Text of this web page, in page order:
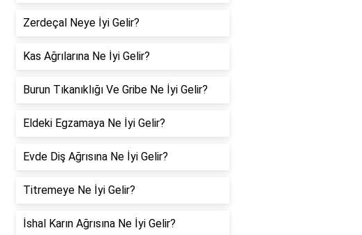
Zerdeçal Neye İyi Gelir?
Kas Ağrılarına Ne İyi Gelir?
Burun Tıkanıklığı Ve Gribe Ne İyi Gelir?
Eldeki Egzamaya Ne İyi Gelir?
Evde Diş Ağrısına Ne İyi Gelir?
Titremeye Ne İyi Gelir?
İshal Karın Ağrısına Ne İyi Gelir?